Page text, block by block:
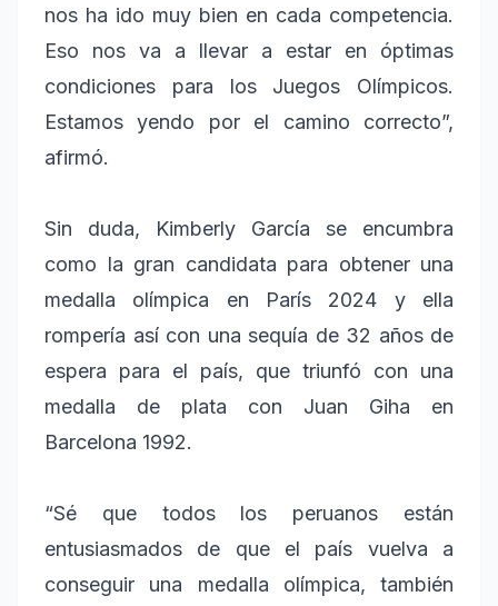
nos ha ido muy bien en cada competencia.
Eso nos va a llevar a estar en óptimas
condiciones para los Juegos Olímpicos.
Estamos yendo por el camino correcto”,
afirmó.
Sin duda, Kimberly García se encumbra
como la gran candidata para obtener una
medalla olímpica en París 2024 y ella
rompería así con una sequía de 32 años de
espera para el país, que triunfó con una
medalla de plata con Juan Giha en
Barcelona 1992.
“Sé que todos los peruanos están
entusiasmados de que el país vuelva a
conseguir una medalla olímpica, también